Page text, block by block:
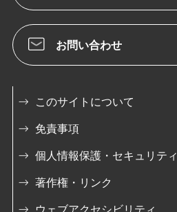
お問い合わせ
このサイトについて
免責事項
個人情報保護・セキュリティ
著作権・リンク
ウェブアクセシビリティ